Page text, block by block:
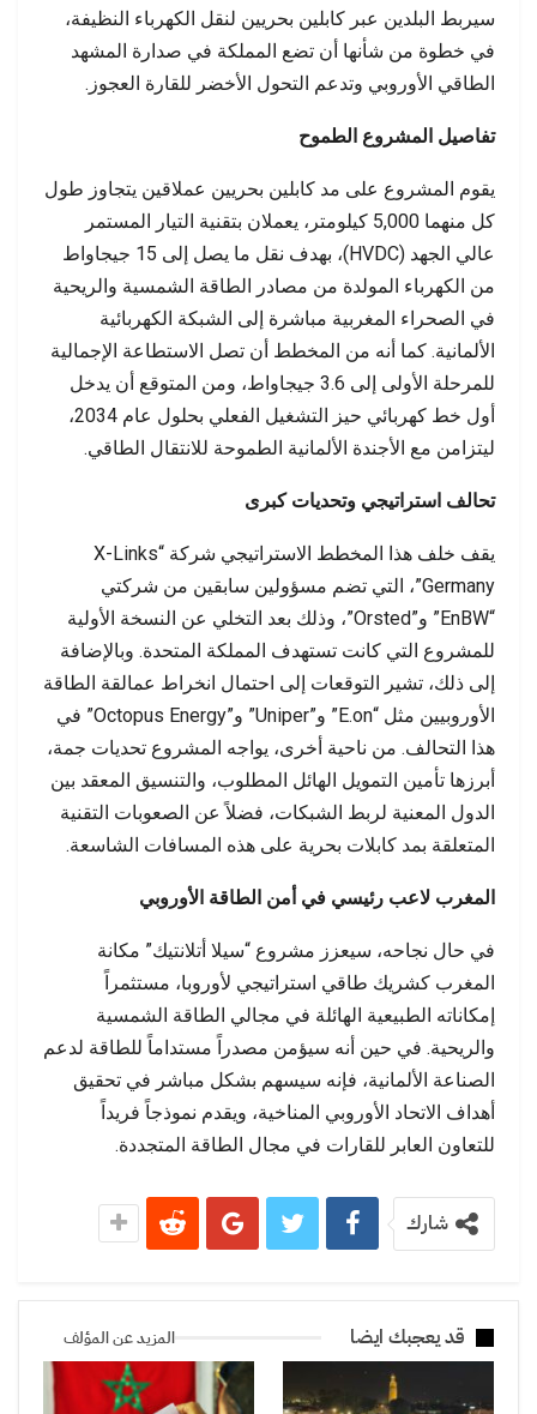
سيربط البلدين عبر كابلين بحريين لنقل الكهرباء النظيفة،
في خطوة من شأنها أن تضع المملكة في صدارة المشهد
الطاقي الأوروبي وتدعم التحول الأخضر للقارة العجوز.
تفاصيل المشروع الطموح
يقوم المشروع على مد كابلين بحريين عملاقين يتجاوز طول
كل منهما 5,000 كيلومتر، يعملان بتقنية التيار المستمر
عالي الجهد (HVDC)، بهدف نقل ما يصل إلى 15 جيجاواط
من الكهرباء المولدة من مصادر الطاقة الشمسية والريحية
في الصحراء المغربية مباشرة إلى الشبكة الكهربائية
الألمانية. كما أنه من المخطط أن تصل الاستطاعة الإجمالية
للمرحلة الأولى إلى 3.6 جيجاواط، ومن المتوقع أن يدخل
أول خط كهربائي حيز التشغيل الفعلي بحلول عام 2034،
ليتزامن مع الأجندة الألمانية الطموحة للانتقال الطاقي.
تحالف استراتيجي وتحديات كبرى
يقف خلف هذا المخطط الاستراتيجي شركة “X-Links
Germany”، التي تضم مسؤولين سابقين من شركتي
“EnBW” و”Orsted”، وذلك بعد التخلي عن النسخة الأولية
للمشروع التي كانت تستهدف المملكة المتحدة. وبالإضافة
إلى ذلك، تشير التوقعات إلى احتمال انخراط عمالقة الطاقة
الأوروبيين مثل “E.on” و”Uniper” و”Octopus Energy” في
هذا التحالف. من ناحية أخرى، يواجه المشروع تحديات جمة،
أبرزها تأمين التمويل الهائل المطلوب، والتنسيق المعقد بين
الدول المعنية لربط الشبكات، فضلاً عن الصعوبات التقنية
المتعلقة بمد كابلات بحرية على هذه المسافات الشاسعة.
المغرب لاعب رئيسي في أمن الطاقة الأوروبي
في حال نجاحه، سيعزز مشروع “سيلا أتلانتيك” مكانة
المغرب كشريك طاقي استراتيجي لأوروبا، مستثمراً
إمكاناته الطبيعية الهائلة في مجالي الطاقة الشمسية
والريحية. في حين أنه سيؤمن مصدراً مستداماً للطاقة لدعم
الصناعة الألمانية، فإنه سيسهم بشكل مباشر في تحقيق
أهداف الاتحاد الأوروبي المناخية، ويقدم نموذجاً فريداً
للتعاون العابر للقارات في مجال الطاقة المتجددة.
شارك
قد يعجبك ايضا المزيد عن المؤلف